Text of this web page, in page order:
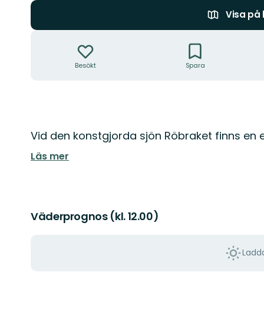
Visa på
Besökt Spara
Beskrivning
Vid den konstgjorda sjön Röbraket finns en
Läs mer
Väderprognos (kl. 12.00)